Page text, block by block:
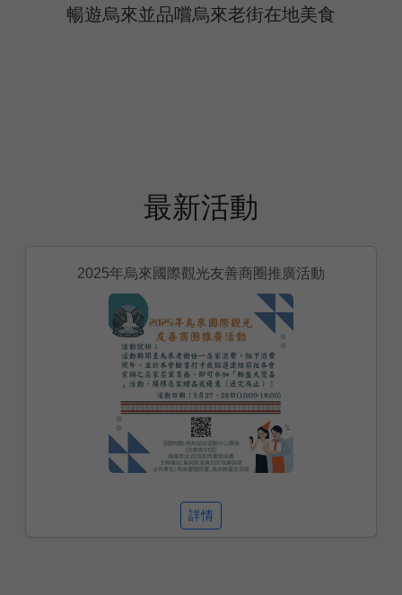
暢遊烏來並品嚐烏來老街在地美食
最新活動
2025年烏來國際觀光友善商圈推廣活動
詳情